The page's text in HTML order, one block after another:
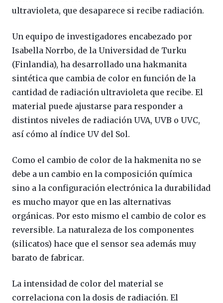
ultravioleta, que desaparece si recibe radiación.
Un equipo de investigadores encabezado por
Isabella Norrbo, de la Universidad de Turku
(Finlandia), ha desarrollado una hakmanita
sintética que cambia de color en función de la
cantidad de radiación ultravioleta que recibe. El
material puede ajustarse para responder a
distintos niveles de radiación UVA, UVB o UVC,
así cómo al índice UV del Sol.
Como el cambio de color de la hakmenita no se
debe a un cambio en la composición química
sino a la configuración electrónica la durabilidad
es mucho mayor que en las alternativas
orgánicas. Por esto mismo el cambio de color es
reversible. La naturaleza de los componentes
(silicatos) hace que el sensor sea además muy
barato de fabricar.
La intensidad de color del material se
correlaciona con la dosis de radiación. El